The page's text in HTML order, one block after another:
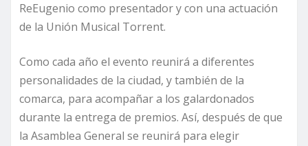
ReEugenio como presentador y con una actuación
de la Unión Musical Torrent.
Como cada año el evento reunirá a diferentes
personalidades de la ciudad, y también de la
comarca, para acompañar a los galardonados
durante la entrega de premios. Así, después de que
la Asamblea General se reunirá para elegir